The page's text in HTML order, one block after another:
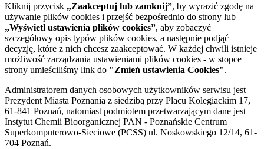
Kliknij przycisk „Zaakceptuj lub zamknij”, by wyrazić zgodę na
używanie plików cookies i przejść bezpośrednio do strony lub
„Wyświetl ustawienia plików cookies”, aby zobaczyć
szczegółowy opis typów plików cookies, a następnie podjąć
decyzję, które z nich chcesz zaakceptować. W każdej chwili istnieje
możliwość zarządzania ustawieniami plików cookies - w stopce
strony umieściliśmy link do "Zmień ustawienia Cookies".
Administratorem danych osobowych użytkowników serwisu jest
Prezydent Miasta Poznania z siedzibą przy Placu Kolegiackim 17,
61-841 Poznań, natomiast podmiotem przetwarzającym dane jest
Instytut Chemii Bioorganicznej PAN - Poznańskie Centrum
Superkomputerowo-Sieciowe (PCSS) ul. Noskowskiego 12/14, 61-
704 Poznań.